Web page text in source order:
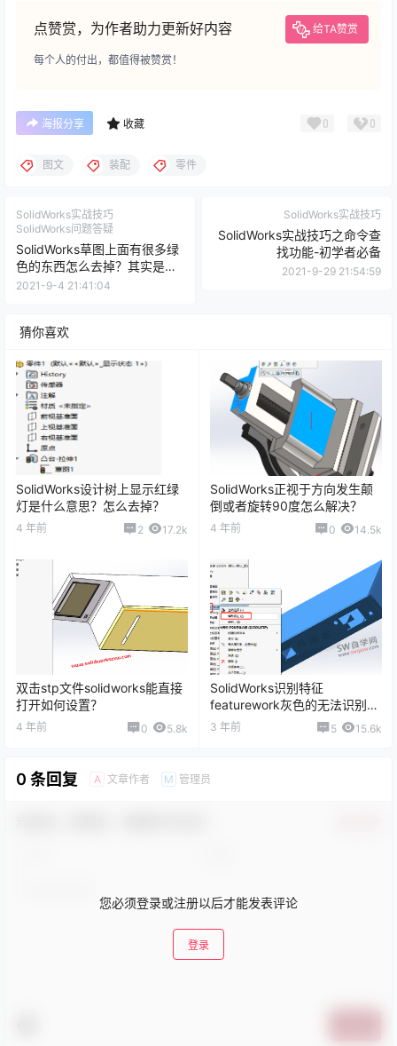
点赞赏，为作者助力更新好内容 给TA赞赏
每个人的付出，都值得被赞赏！
海报分享 收藏 0 0
图文 装配 零件
SolidWorks实战技巧
SolidWorks问题答疑
SolidWorks草图上面有很多绿
色的东西怎么去掉？其实是几
何关系
2021-9-4 21:41:04
SolidWorks实战技巧
SolidWorks实战技巧之命令查
找功能-初学者必备
2021-9-29 21:54:59
猜你喜欢
SolidWorks设计树上显示红绿
灯是什么意思？怎么去掉？
4 年前 2 17.2k
SolidWorks正视于方向发生颠
倒或者旋转90度怎么解决？
4 年前 0 14.5k
双击stp文件solidworks能直接
打开如何设置？
4 年前 0 5.8k
SolidWorks识别特征
featurework灰色的无法识别怎
么办？
3 年前 5 15.6k
0 条回复 A 文章作者 M 管理员
您必须登录或注册以后才能发表评论
登录